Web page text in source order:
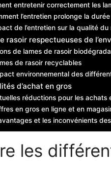
entretenir correctement les
l’entretien prolonge la
de l’entretien sur la qualité du
rasoir respectueuses de
de lames de rasoir
de rasoir recyclables
environnemental des
d’achat en gros
réductions pour les achats
en gros en ligne et en
et les inconvénients
les